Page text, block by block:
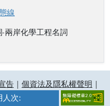
線
兩岸化學工程名詞
告 個資法及隱私權聲明
人次: